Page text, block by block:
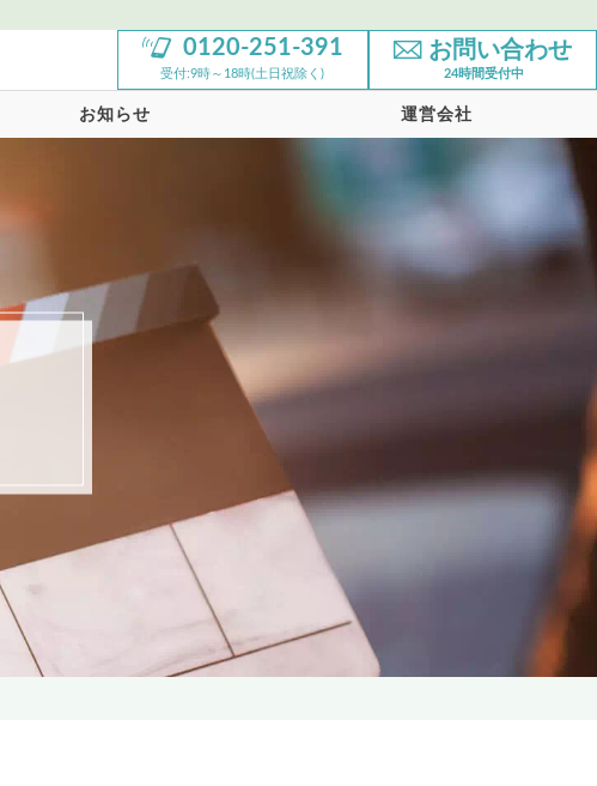
0120-251-391
受付:9時～18時(土日祝除く)
お問い合わせ
24時間受付中
お知らせ 運営会社